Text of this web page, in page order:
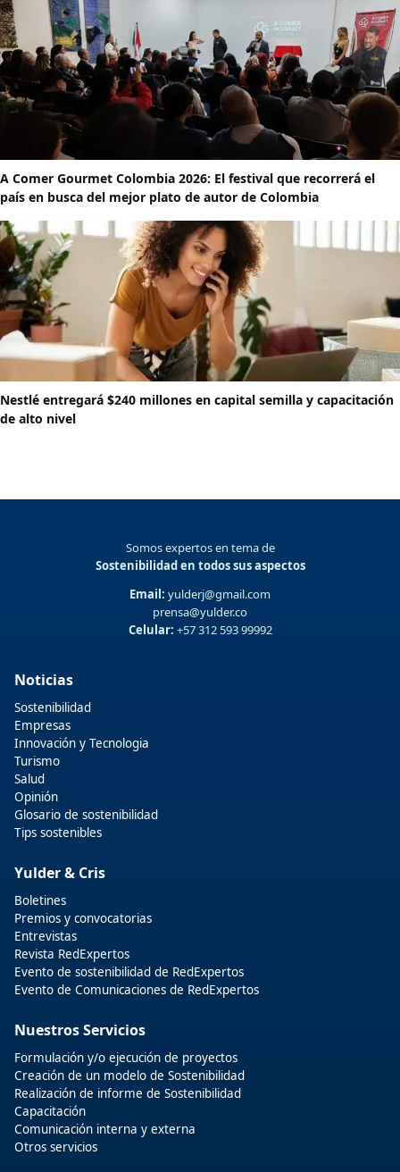
A Comer Gourmet Colombia 2026: El festival que recorrerá el
país en busca del mejor plato de autor de Colombia
Nestlé entregará $240 millones en capital semilla y capacitación
de alto nivel
Somos expertos en tema de
Sostenibilidad en todos sus aspectos
Email: yulderj@gmail.com
prensa@yulder.co
Celular: +57 312 593 99992
Noticias
Sostenibilidad
Empresas
Innovación y Tecnologia
Turismo
Salud
Opinión
Glosario de sostenibilidad
Tips sostenibles
Yulder & Cris
Boletines
Premios y convocatorias
Entrevistas
Revista RedExpertos
Evento de sostenibilidad de RedExpertos
Evento de Comunicaciones de RedExpertos
Nuestros Servicios
Formulación y/o ejecución de proyectos
Creación de un modelo de Sostenibilidad
Realización de informe de Sostenibilidad
Capacitación
Comunicación interna y externa
Otros servicios